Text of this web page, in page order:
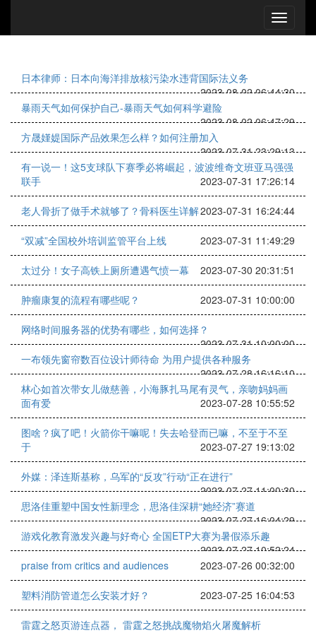
日本律师：日本向海洋排放核污染水违背国际法义务
2023-08-02 06:44:30
暴雨天气如何保护自己-暴雨天气如何科学避险
2023-08-02 06:47:29
方晟嫤媞国际产品效果怎么样？如何注册加入
2023-07-31 23:29:13
有一说一！这5支球队下赛季必将崛起，波波维奇文班亚马强强
联手
2023-07-31 17:26:14
老人骨折了做手术就够了？骨科医生详解2023-07-31 16:24:44
“双减”全国校外培训监管平台上线 2023-07-31 11:49:29
太过分！女子高铁上厕所遭遇气愤一幕 2023-07-30 20:31:51
肿瘤康复的流程有哪些呢？ 2023-07-31 10:00:00
网络时间服务器的优势有哪些，如何选择？
2023-07-31 10:00:00
一布领先窗帘数百位设计师待命 为用户提供各种服务
2023-07-28 16:16:10
林心如首次带女儿做慈善，小海豚扎马尾有灵气，亲吻妈妈画
面有爱
2023-07-28 10:55:52
图啥？疯了吧！火箭你干嘛呢！失去哈登而已嘛，不至于不至
于
2023-07-27 19:13:02
外媒：泽连斯基称，乌军的“反攻”行动“正在进行”
2023-07-27 11:00:30
思洛佳重塑中国女性新理念，思洛佳深耕“她经济”赛道
2023-07-27 16:04:29
游戏化教育激发兴趣与好奇心 全国ETP大赛为暑假添乐趣
2023-07-27 10:52:24
praise from critics and audiences
2023-07-26 00:32:00
塑料消防管道怎么安装才好？ 2023-07-25 16:04:53
雷霆之怒页游连点器， 雷霆之怒挑战魔物焰火屠魔解析